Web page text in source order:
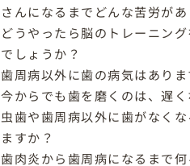
さんになるまでどんな苦労が
どうやったら脳のトレーニン
でしょうか？
歯周病以外に歯の病気はありま
今からでも歯を磨くのは、遅
虫歯や歯周病以外に歯がなく
ますか？
歯肉炎から歯周病になるまで